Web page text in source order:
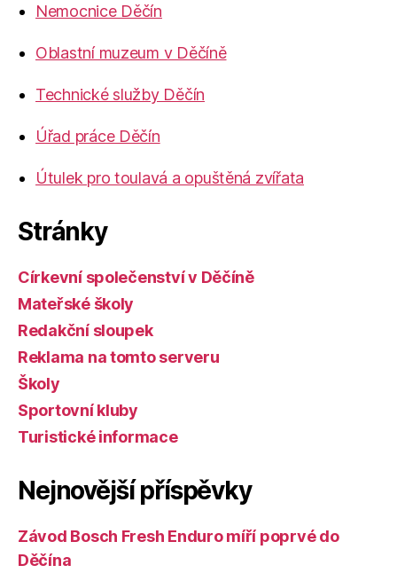
Nemocnice Děčín
Oblastní muzeum v Děčíně
Technické služby Děčín
Úřad práce Děčín
Útulek pro toulavá a opuštěná zvířata
Stránky
Církevní společenství v Děčíně
Mateřské školy
Redakční sloupek
Reklama na tomto serveru
Školy
Sportovní kluby
Turistické informace
Nejnovější příspěvky
Závod Bosch Fresh Enduro míří poprvé do
Děčína